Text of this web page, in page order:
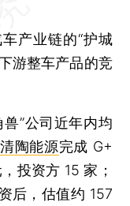
产业链的“护城
游整车产品的竞
”公司近年内均
清陶能源完成 G+
投资方 15 家；
后，估值约 157